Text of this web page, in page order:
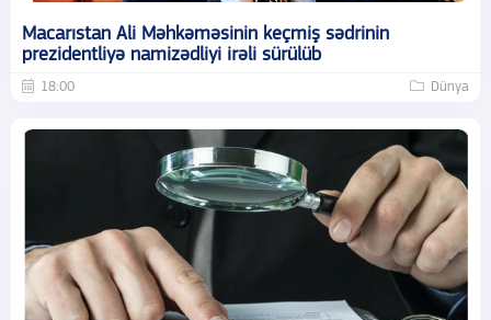
Macarıstan Ali Məhkəməsinin keçmiş sədrinin
prezidentliyə namizədliyi irəli sürülüb
18:00 Dünya